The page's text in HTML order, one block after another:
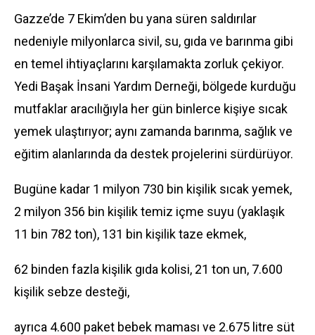
Gazze’de 7 Ekim’den bu yana süren saldırılar
nedeniyle milyonlarca sivil, su, gıda ve barınma gibi
en temel ihtiyaçlarını karşılamakta zorluk çekiyor.
Yedi Başak İnsani Yardım Derneği, bölgede kurduğu
mutfaklar aracılığıyla her gün binlerce kişiye sıcak
yemek ulaştırıyor; aynı zamanda barınma, sağlık ve
eğitim alanlarında da destek projelerini sürdürüyor.
Bugüne kadar 1 milyon 730 bin kişilik sıcak yemek,
2 milyon 356 bin kişilik temiz içme suyu (yaklaşık
11 bin 782 ton), 131 bin kişilik taze ekmek,
62 binden fazla kişilik gıda kolisi, 21 ton un, 7.600
kişilik sebze desteği,
ayrıca 4.600 paket bebek maması ve 2.675 litre süt